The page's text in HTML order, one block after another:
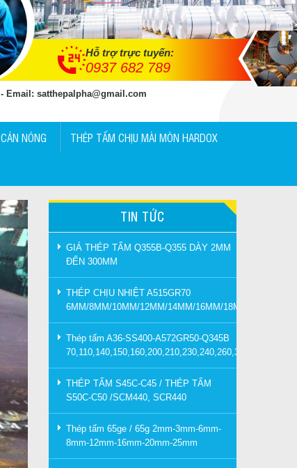
Hỗ trợ trực tuyến:
0937 682 789
Email: satthepalpha@gmail.com
NÓNG THÉP TẤM CHỊU MÀI MÒN HARDOX
TIN TỨC
GIÁ THÉP TẤM Q355B-Q355 DÀY 2MM
ĐẾN 300MM
THÉP CHỊU NHIỆT A515GR70
6MM/8MM/10MM/12MM/14MM/16MM/18MM/20MM
Thép tấm A36-SS400-A572GR50-Q345B
70,110,140,150,160,200,210,230,240,260,300mm
THÉP TẤM S45C-C45 / THÉP TẤM
S50C-C50 /SCM440, SCR440
Thép tấm 65ge / 65g 2mm-3mm-6mm-
8mm-12mm-16mm-20mm-25mm